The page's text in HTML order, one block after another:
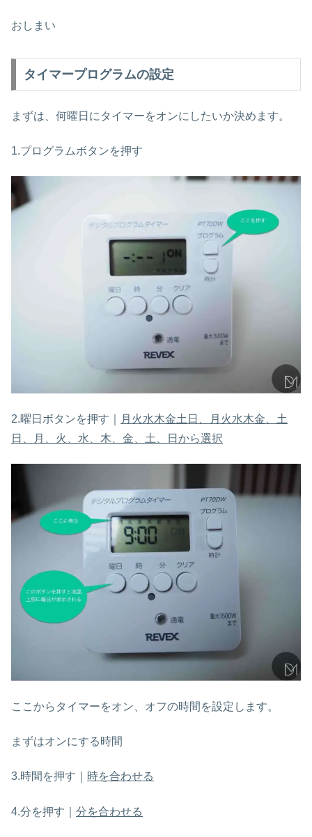
おしまい
タイマープログラムの設定
まずは、何曜日にタイマーをオンにしたいか決めます。
1.プログラムボタンを押す
2.曜日ボタンを押す｜
月火水木金土日、月火水木金、土
日、月、火、水、木、金、土、日から選択
ここからタイマーをオン、オフの時間を設定します。
まずはオンにする時間
3.時間を押す｜ 時を合わせる
4.分を押す｜ 分を合わせる